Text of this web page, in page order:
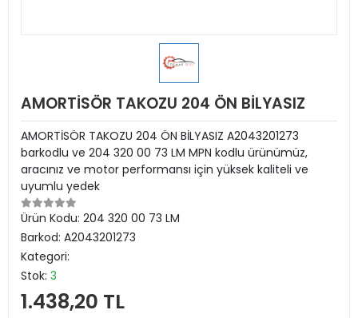
AMORTİSÖR TAKOZU 204 ÖN BİLYASIZ
AMORTİSÖR TAKOZU 204 ÖN BİLYASIZ A2043201273
barkodlu ve 204 320 00 73 LM MPN kodlu ürünümüz,
aracınız ve motor performansı için yüksek kaliteli ve
uyumlu yedek
Ürün Kodu: 204 320 00 73 LM
Barkod: A2043201273
Kategori:
Stok: 3
1.438,20 TL